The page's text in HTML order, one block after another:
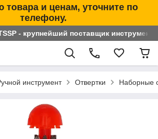
товара и ценам, уточните по
телефону.
- крупнейший поставщик
инструмент Отвертки Наборные